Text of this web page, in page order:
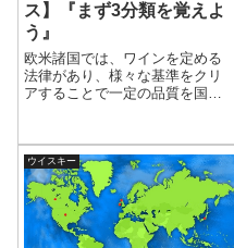
ス】『まず3分類を覚えよ
う』
欧米諸国では、ワインを定める
法律があり、様々な基準をクリ
アすることで一定の品質を国が
けされており、フランスも3分類
である。・AOP ・IGP ・Vin
de Table について簡単に説明し
よう。
ウイスキー